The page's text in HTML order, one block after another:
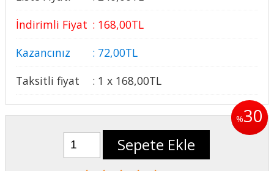
İndirimli Fiyat : 168,00TL
Kazancınız
: 72,00TL
Taksitli fiyat
: 1 x 168,00TL
%30
Sepete Ekle